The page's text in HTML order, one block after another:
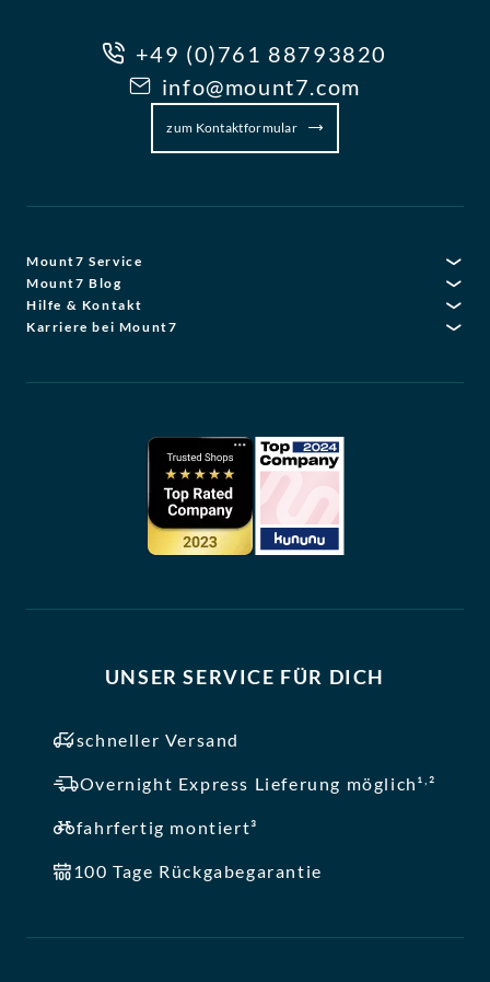
+49 (0)761 88793820
info@mount7.com
zum Kontaktformular
Mount7 Service
Mount7 Blog
Hilfe & Kontakt
Karriere bei Mount7
UNSER SERVICE FÜR DICH
schneller Versand
Overnight Express Lieferung möglich¹ ,²
fahrfertig montiert³
100 Tage Rückgabegarantie